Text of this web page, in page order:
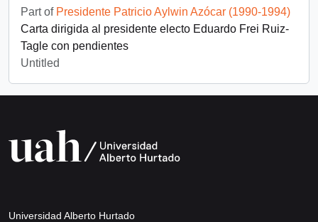
Part of Presidente Patricio Aylwin Azócar (1990-1994)
Carta dirigida al presidente electo Eduardo Frei Ruiz-
Tagle con pendientes
Untitled
Universidad Alberto Hurtado